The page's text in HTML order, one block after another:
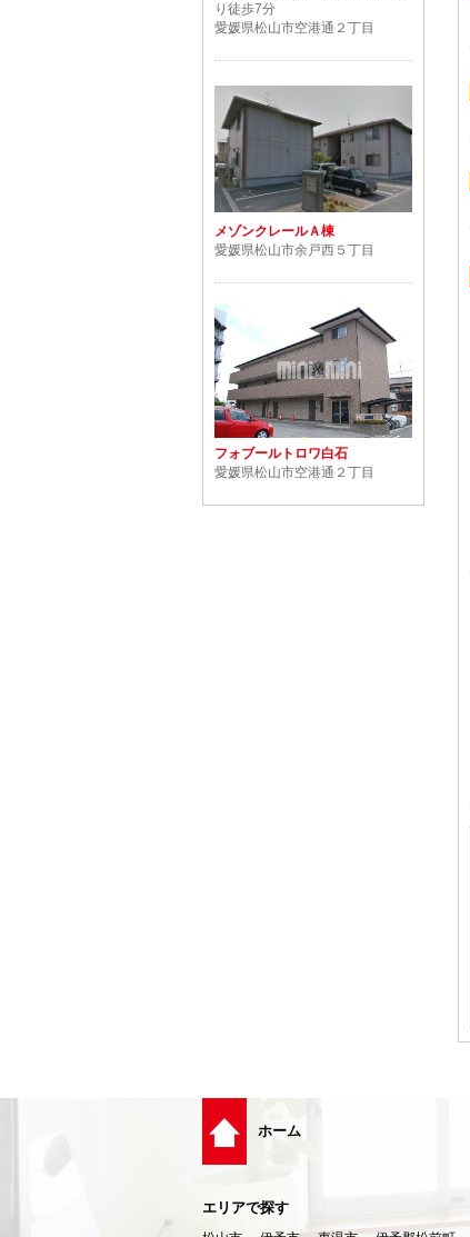
り徒歩7分
愛媛県松山市空港通２丁目
メゾンクレールＡ棟
愛媛県松山市余戸西５丁目
フォブールトロワ白石
愛媛県松山市空港通２丁目
ホーム
エリアで探す